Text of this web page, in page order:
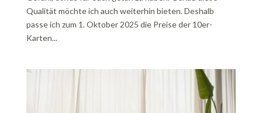
Qualität möchte ich auch weiterhin bieten. Deshalb
passe ich zum 1. Oktober 2025 die Preise der 10er-
Karten...